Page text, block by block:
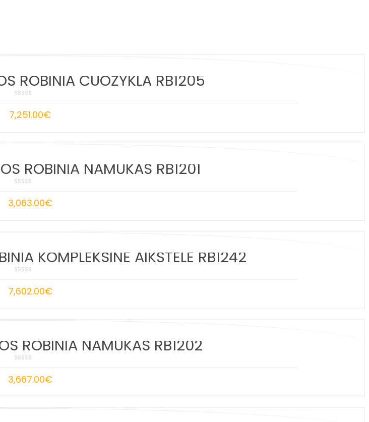
ROBINIA ČUOŽYKLA RB1205
7,251.00€
ROBINIA NAMUKAS RB1201
3,063.00€
KOMPLEKSINĖ AIKŠTELĖ RB1242
7,602.00€
ROBINIA NAMUKAS RB1202
3,667.00€